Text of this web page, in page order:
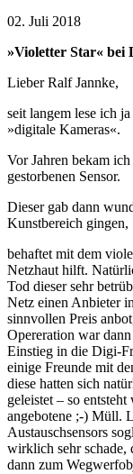
02. Juli 2018
»Violetter Star« bei
Lieber Ralf Jannke,
seit langem lese ich
»digitale Kameras«.
Vor Jahren bekam
gestorbenen Sensor.
Dieser gab dann
Kunstbereich gingen,
behaftet mit dem
Netzhaut hilft.
Tod dieser sehr
Netz einen Anbieter
sinnvollen Preis
Opereration war
Einstieg in die Digi-
einige Freunde mit
diese hatten sich
geleistet – so
angebotene ;-) Müll.
Austauschsensors
wirklich sehr schade,
dann zum